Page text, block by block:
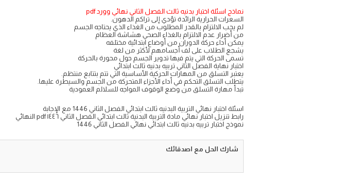
نماذج اسئلة اختبار بدنيه ثالث الفصل الثاني نهائي وورد pdf
السعرات الحرارية الرائدة تؤدي إلى تراكم الدهون.
لم يجب الالتزام بالقدر المطلوب من الغذاء الذي يحتاجه الجسم
من أضرار عدم الالتزام بالغذاء الصحي هشاشة العظام
يمكن أداء حركة الدوران من أوضاع ابتدائية مختلفه
يشجع الطلاب على لف أجسامهم لأكثر من لغة
تسمى الحركة التي يتم فيها تدوير الجسم حول محورة بالحركة
اختبار نهاية الفصل الثاني تربيه بدنيه ثالث ابتدائي
يعتبر التسلق من المهارات الحركية الأساسية التي تتم بتتابع منتظم.
يتطلب التسلق التحكم في أداء الأجزاء المتحركة من الجسم والسيطرة عليها.
تبدأ مهارة التسلق من وضع الوقوف المواجه للسلالم العمودية
اسئلة اختبار نهائي التربية البدنيه ثالث ابتدائي الفصل الثاني 1446 مع الإجابة
رابط تنزيل اختبار نهائي مادة التربية البدنية ثالث ابتدائي الفصل الثاني ١٤٤٦ pdf النهائي
نموذج اختبار تربيه بدنيه ثالث ابتدائي نهائي الفصل الثاني 1446
شارك الحل مع اصدقائك